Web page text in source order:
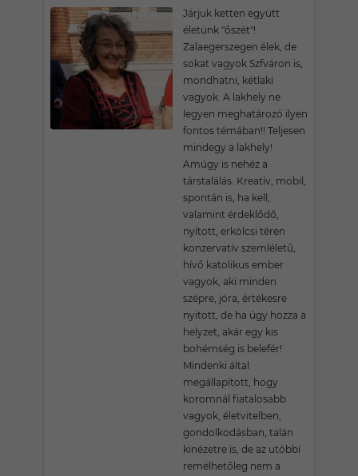
Járjuk ketten együtt
életünk "őszét"!
Zalaegerszegen élek, de
sokat vagyok Szfváron is,
mondhatni, kétlaki
vagyok. A lakhely ne
legyen meghatározó ilyen
fontos témában!! Teljesen
mindegy a lakhely!
Amúgy is nehéz a
társtalálás. Kreatív, mobil,
spontán is, ha kell,
valamint érdeklődő,
nyított, erkölcsi téren
konzervatív szemléletű,
hívő katolikus ember
vagyok, aki minden
szépre, jóra, értékesre
nyitott, de ha úgy hozza a
helyzet, akár egy kis
bohémség is belefér!
Mindenki által
megállapított, hogy
koromnál fiatalosabb
vagyok, életvitelben,
gondolkodásban, talán
kinézetre is, de az utóbbi
remélhetőleg nem a